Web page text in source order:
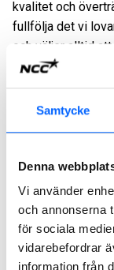
Samtycke
Denna
Vi använder
och annonserna
för sociala
vidarebefordrar
information från
kvalitet och
fullfölja det vi
och väljer alltid att
NCC
NCC uppmuntrar
förbättra den
medarbetare har
förbättringar som